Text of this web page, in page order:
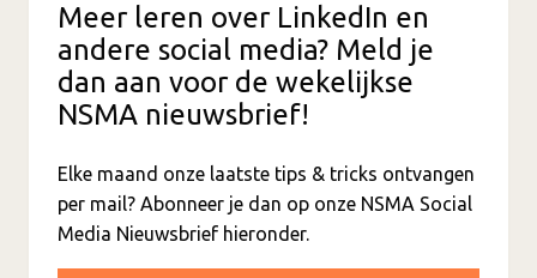
Meer leren over LinkedIn en
andere social media? Meld je
dan aan voor de wekelijkse
NSMA nieuwsbrief!
Elke maand onze laatste tips & tricks ontvangen
per mail? Abonneer je dan op onze NSMA Social
Media Nieuwsbrief hieronder.